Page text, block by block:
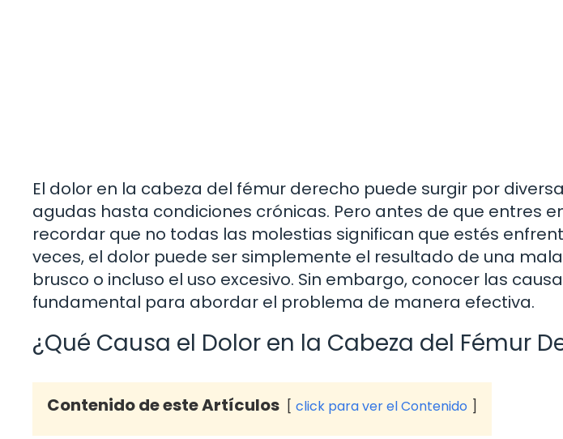
El dolor en la cabeza del fémur derecho puede surgir por
agudas hasta condiciones crónicas. Pero antes de que entres
recordar que no todas las molestias significan que estés
veces, el dolor puede ser simplemente el resultado de una
brusco o incluso el uso excesivo. Sin embargo, conocer las
fundamental para abordar el problema de manera efectiva.
¿Qué Causa el Dolor en la Cabeza del Fémur
Contenido de este Artículos click para ver el Contenido